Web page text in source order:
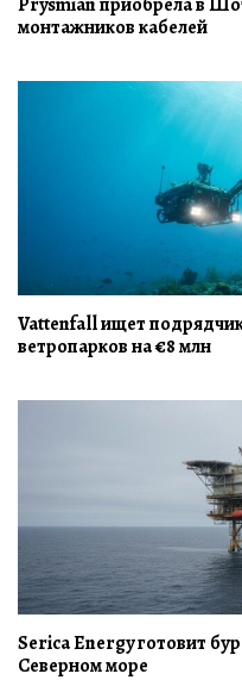
монтажников кабелей
Vattenfall ищет
ветропарков на €8 млн
Serica Energy готовит
Северном море